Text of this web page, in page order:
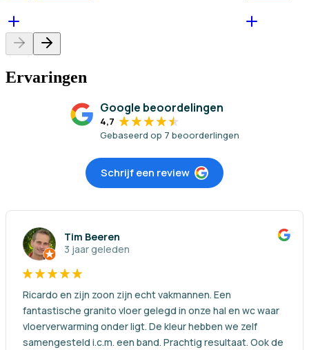
Ervaringen
Google beoordelingen
4,7
Gebaseerd op 7 beoorderlingen
Schrijf een review
Tim Beeren
3 jaar geleden
Ricardo en zijn zoon zijn echt vakmannen. Een
fantastische granito vloer gelegd in onze hal en wc waar
vloerverwarming onder ligt. De kleur hebben we zelf
samengesteld i.c.m. een band. Prachtig resultaat. Ook de